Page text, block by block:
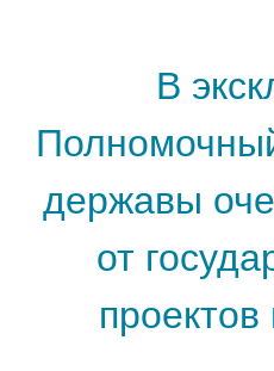
В
державы
от